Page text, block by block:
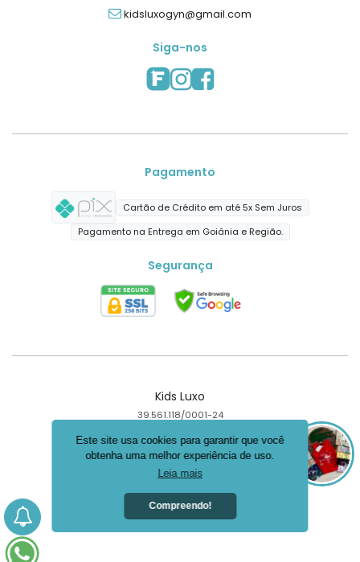
Este site usa cookies para garantir que você
obtenha uma melhor experiência de uso.
Leia mais
Compreendo!
kidsluxogyn@gmail.com
Siga-nos
Pagamento
Cartão de Crédito em até 5x Sem Juros
Pagamento na Entrega em Goiânia e Região.
Segurança
Kids Luxo
39.561.118/0001-24
Criar loja virtual com a plataforma